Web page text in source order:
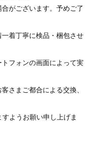
がございます。予めご了
着丁寧に検品・梱包させ
フォンの画面によって実
さまご都合による交換、
ようお願い申し上げま